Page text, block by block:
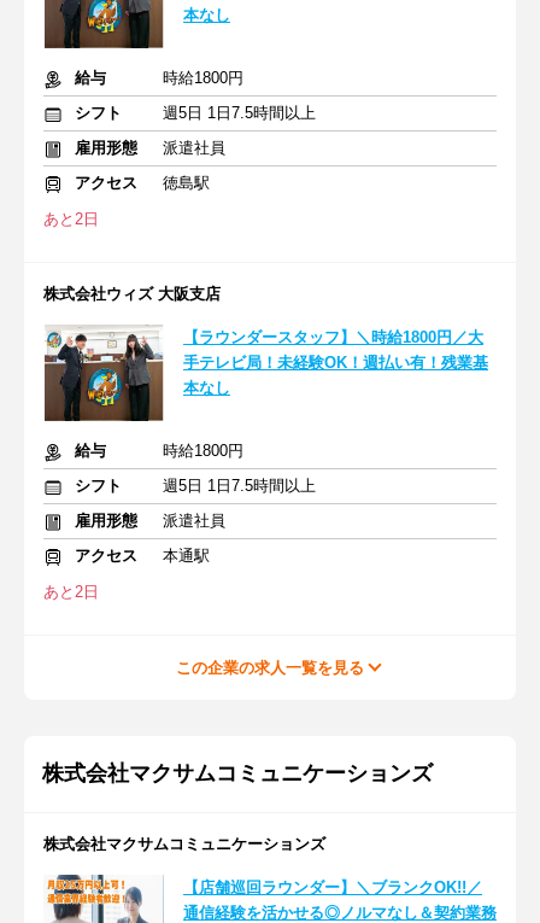
本なし
給与
時給1800円
シフト
週5日 1日7.5時間以上
雇用形態
派遣社員
アクセス
徳島駅
あと2日
株式会社ウィズ 大阪支店
【ラウンダースタッフ】＼時給1800円／大
手テレビ局！未経験OK！週払い有！残業基
本なし
給与
時給1800円
シフト
週5日 1日7.5時間以上
雇用形態
派遣社員
アクセス
本通駅
あと2日
この企業の求人一覧を見る
株式会社マクサムコミュニケーションズ
株式会社マクサムコミュニケーションズ
【店舗巡回ラウンダー】＼ブランクOK!!／
通信経験を活かせる◎ノルマなし＆契約業務